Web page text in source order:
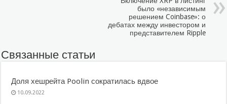
было «независимым
решением Coinbase»: о
дебатах между инвестором и
представителем Ripple
Связанные статьи
Доля хешрейта Poolin сократилась вдвое
10.09.2022